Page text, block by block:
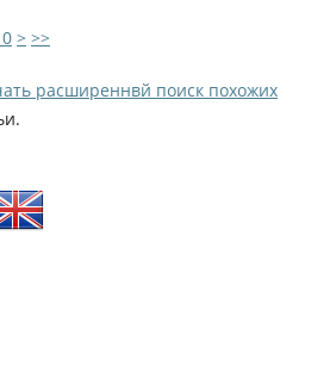
> >>
расширеннвй поиск похожих